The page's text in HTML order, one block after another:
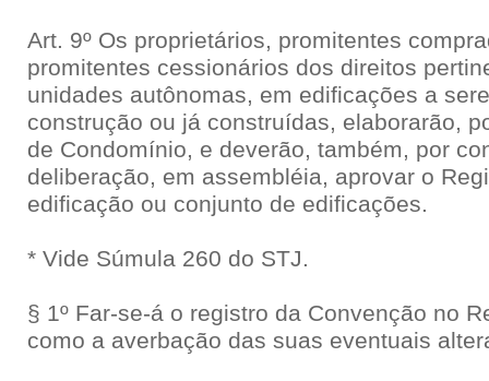
Art. 9º Os proprietários, promitentes
promitentes cessionários dos direitos
unidades autônomas, em edificações a
construção ou já construídas, elaborarão,
de Condomínio, e deverão, também, por
deliberação, em assembléia, aprovar o
edificação ou conjunto de edificações.
* Vide Súmula 260 do STJ.
§ 1º Far-se-á o registro da Convenção no
como a averbação das suas eventuais